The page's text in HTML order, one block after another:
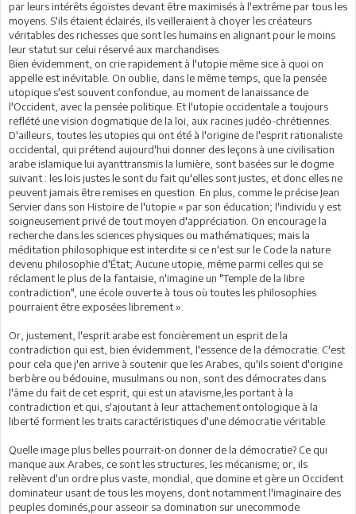
par leurs intérêts égoïstes devant être maximisés à l'extrême par tous les
moyens. S'ils étaient éclairés, ils veilleraient à choyer les créateurs
véritables des richesses que sont les humains en alignant pour le moins
leur statut sur celui réservé aux marchandises.
Bien évidemment, on crie rapidement à l'utopie même sice à quoi on
appelle est inévitable. On oublie, dans le même temps, que la pensée
utopique s'est souvent confondue, au moment de lanaissance de
l'Occident, avec la pensée politique. Et l'utopie occidentale a toujours
reflété une vision dogmatique de la loi, aux racines judéo-chrétiennes.
D'ailleurs, toutes les utopies qui ont été à l'origine de l'esprit rationaliste
occidental, qui prétend aujourd'hui donner des leçons à une civilisation
arabe islamique lui ayanttransmis la lumière, sont basées sur le dogme
suivant : les lois justes le sont du fait qu'elles sont justes, et donc elles ne
peuvent jamais être remises en question. En plus, comme le précise Jean
Servier dans son Histoire de l'utopie « par son éducation; l'individu y est
soigneusement privé de tout moyen d'appréciation. On encourage la
recherche dans les sciences physiques ou mathématiques; mais la
méditation philosophique est interdite si ce n'est sur le Code la nature
devenu philosophie d'État; Aucune utopie, même parmi celles qui se
réclament le plus de la fantaisie, n'imagine un "Temple de la libre
contradiction", une école ouverte à tous où toutes les philosophies
pourraient être exposées librement ».
Or, justement, l'esprit arabe est foncièrement un esprit de la
contradiction qui est, bien évidemment, l'essence de la démocratie. C'est
pour cela que j'en arrive à soutenir que les Arabes, qu'ils soient d'origine
berbère ou bédouine, musulmans ou non, sont des démocrates dans
l'âme du fait de cet esprit, qui est un atavisme,les portant à la
contradiction et qui, s'ajoutant à leur attachement ontologique à la
liberté forment les traits caractéristiques d'une démocratie véritable.
Quelle image plus belles pourrait-on donner de la démocratie? Ce qui
manque aux Arabes, ce sont les structures, les mécanisme; or, ils
relèvent d'un ordre plus vaste, mondial, que domine et gère un Occident
dominateur usant de tous les moyens, dont notamment l'imaginaire des
peuples dominés,pour asseoir sa domination sur unecommode